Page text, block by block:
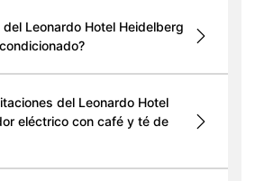
Leonardo Hotel Heidelberg
del Leonardo Hotel
eléctrico con café y té de